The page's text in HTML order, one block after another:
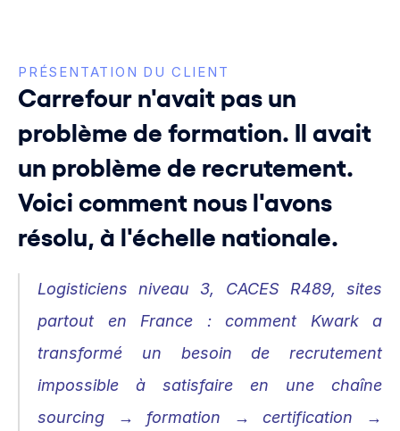
PRÉSENTATION DU CLIENT
Carrefour n'avait pas un
problème de formation. Il avait
un problème de recrutement.
Voici comment nous l'avons
résolu, à l'échelle nationale.
Logisticiens niveau 3, CACES R489, sites
partout en France : comment Kwark a
transformé un besoin de recrutement
impossible à satisfaire en une chaîne
sourcing → formation → certification →